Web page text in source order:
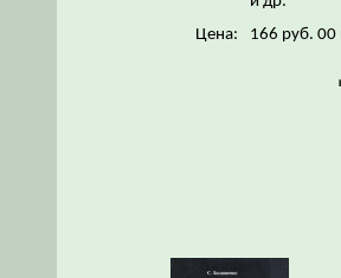
Цена:
166 руб. 00